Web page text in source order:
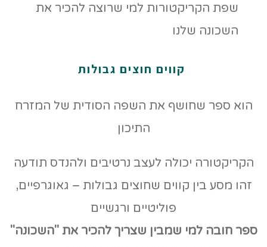
קווים חוצים גבולות
הוא ספר שחושף את השפה הסודית של המזרח
התיכון
הקריקטורה יכולה לעצב נרטיבים ולהנדס תודעה
זהו מסע בין קווים שחוצים גבולות – גאוגרפיים,
פוליטיים ורגשיים
ספר חובה למי שמבין שצריך להכיר את "השכונה"